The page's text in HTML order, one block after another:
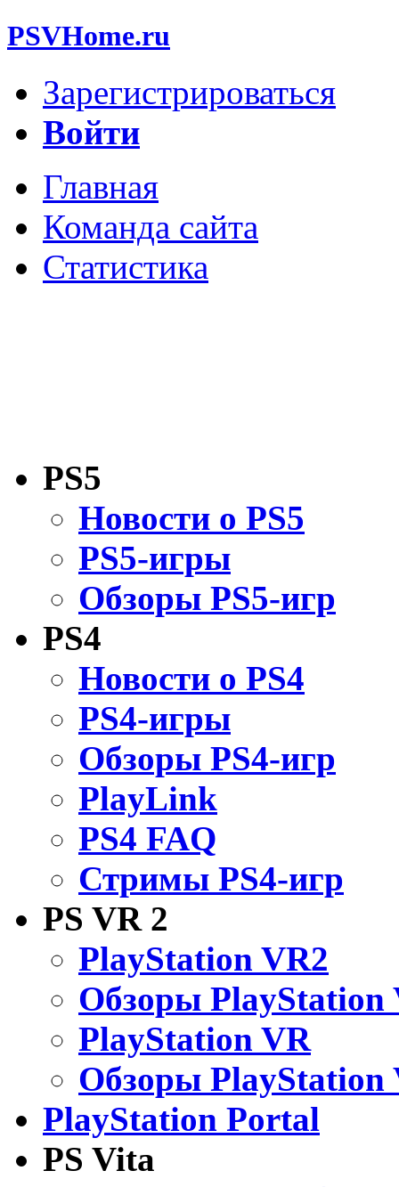
PSVHome.ru
Зарегистрироваться
Войти
Главная
Команда сайта
Статистика
PS5
Новости о PS5
PS5-игры
Обзоры PS5-игр
PS4
Новости о PS4
PS4-игры
Обзоры PS4-игр
PlayLink
PS4 FAQ
Стримы PS4-игр
PS VR 2
PlayStation VR2
Обзоры PlayStation
PlayStation VR
Обзоры PlayStation
PlayStation Portal
PS Vita